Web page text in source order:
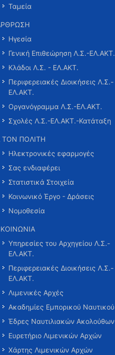
Ταμεία
Ηγεσία
Γενική Επιθεώρηση Λ.Σ.-ΕΛ.ΑΚΤ.
Κλάδοι Λ.Σ. - ΕΛ.ΑΚΤ.
Περιφερειακές Διοικήσεις Λ.Σ.-
ΕΛ.ΑΚΤ.
Οργανόγραμμα Λ.Σ.-ΕΛ.ΑΚΤ.
Σχολές Λ.Σ.-ΕΛ.ΑΚΤ.-Κατάταξη
ΤΟΝ ΠΟΛΙΤΗ
Ηλεκτρονικές εφαρμογές
Σας ενδιαφέρει
Στατιστικά Στοιχεία
Κοινωνικό Έργο - Δράσεις
Νομοθεσία
Υπηρεσίες του Αρχηγείου Λ.Σ.-
ΕΛ.ΑΚΤ.
Περιφερειακές Διοικήσεις Λ.Σ.-
ΕΛ.ΑΚΤ.
Λιμενικές Αρχές
Ακαδημίες Εμπορικού Ναυτικού
Έδρες Ναυτιλιακών Ακολούθων
Ευρετήριο Λιμενικών Αρχών
Χάρτης Λιμενικών Αρχών